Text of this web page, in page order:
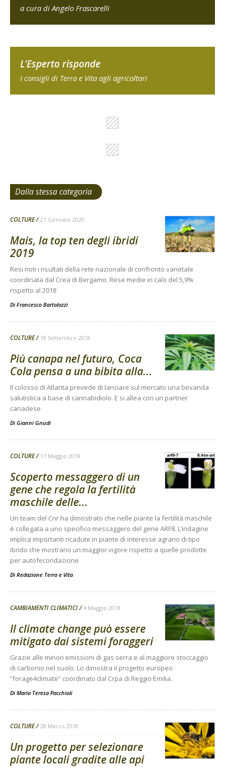
a cura di Angelo Frascarelli
L'Esperto risponde
I consigli di Terra e Vita agli agricoltori
Dalla stessa categoria
COLTURE 27 Gennaio 2020
Mais, la top ten degli ibridi
2019
Resi noti i risultati della rete nazionale di confronto varietale
coordinata dal Crea di Bergamo. Rese medie in calo del 5,9%
rispetto al 2018
Di Francesco Bartolozzi
COLTURE 18 Settembre 2018
Più canapa nel futuro, Coca
Cola pensa a una bibita alla...
Il colosso di Atlanta prevede di lanciare sul mercato una bevanda
salutistica a base di cannabidiolo. E si allea con un partner
canadese
Di Gianni Gnudi
COLTURE 17 Maggio 2018
Scoperto messaggero di un
gene che regola la fertilità
maschile delle...
Un team del Cnr ha dimostrato che nelle piante la fertilità maschile
è collegata a uno specifico messaggero del gene ARF8. L’indagine
implica importanti ricadute in piante di interesse agrario di tipo
ibrido che mostrano un maggior vigore rispetto a quelle prodotte
per autofecondazione
Di Redazione Terra e Vita
CAMBIAMENTI CLIMATICI 4 Maggio 2018
Il climate change può essere
mitigato dai sistemi foraggeri
Grazie alle minori emissioni di gas serra e al maggiore stoccaggio
di carbonio nel suolo. Lo dimostra il progetto europeo
“forage4climate” coordinato dal Crpa di Reggio Emilia.
Di Maria Teresa Pacchioli -
COLTURE 28 Marzo 2018
Un progetto per selezionare
piante locali gradite alle api